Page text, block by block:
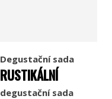
Degustační sada
RUSTIKÁLNÍ
degustační sada